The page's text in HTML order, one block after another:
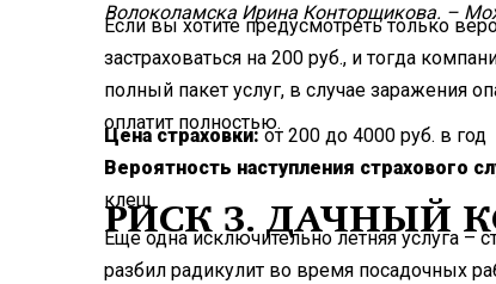
Волоколамска Ирина Конторщикова. –
Если вы хотите предусмотреть только
застраховаться на 200 руб., и тогда
полный пакет услуг, в случае заражения
оплатит полностью.
Цена страховки:от 200 до 4000 руб. в год
Вероятность наступления страхового
клещ
РИСК 3. ДАЧНЫЙ
Еще одна исключительно летняя услуга –
разбил радикулит во время посадочных